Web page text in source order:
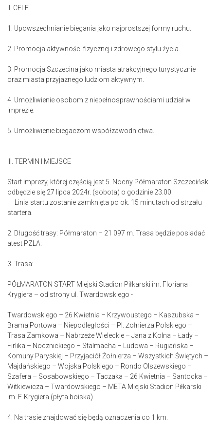
II. CELE
1. Upowszechnianie biegania jako najprostszej formy ruchu.
2. Promocja aktywności fizycznej i zdrowego stylu życia.
3. Promocja Szczecina jako miasta atrakcyjnego turystycznie
oraz miasta przyjaznego ludziom aktywnym.
4. Umożliwienie osobom z niepełnosprawnościami udział w
imprezie.
5. Umożliwienie biegaczom współzawodnictwa.
III. TERMIN I MIEJSCE
Start imprezy, której częścią jest 5. Nocny Półmaraton Szczeciński
odbędzie się 27 lipca 2024r. (sobota) o godzinie 23.00.
Linia startu zostanie zamknięta po ok. 15 minutach od strzału
startera.
2. Długość trasy: Półmaraton – 21 097 m. Trasa będzie posiadać
atest PZLA.
3. Trasa:
PÓŁMARATON START Miejski Stadion Piłkarski im. Floriana
Krygiera – od strony ul. Twardowskiego -
Twardowskiego – 26 Kwietnia – Krzywoustego – Kaszubska –
Brama Portowa – Niepodległości – Pl. Żołnierza Polskiego –
Trasa Zamkowa – Nabrzeże Wieleckie – Jana z Kolna – Łady –
Firlika – Nocznickiego – Stalmacha – Ludowa – Rugiańska –
Komuny Paryskiej – Przyjaciół Żołnierza – Wszystkich Świętych –
Majdańskiego – Wojska Polskiego – Rondo Olszewskiego –
Szafera – Sosabowskiego – Taczaka – 26 Kwietnia – Santocka –
Witkiewicza – Twardowskiego – META Miejski Stadion Piłkarski
im. F. Krygiera (płyta boiska).
4. Na trasie znajdować się będą oznaczenia co 1 km.